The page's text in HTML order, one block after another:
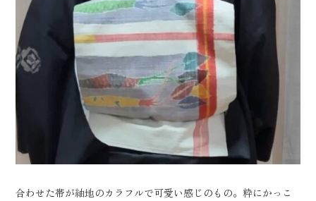
合わせた帯が紬地のカラフルで可愛い感じのもの。粋にかっこ